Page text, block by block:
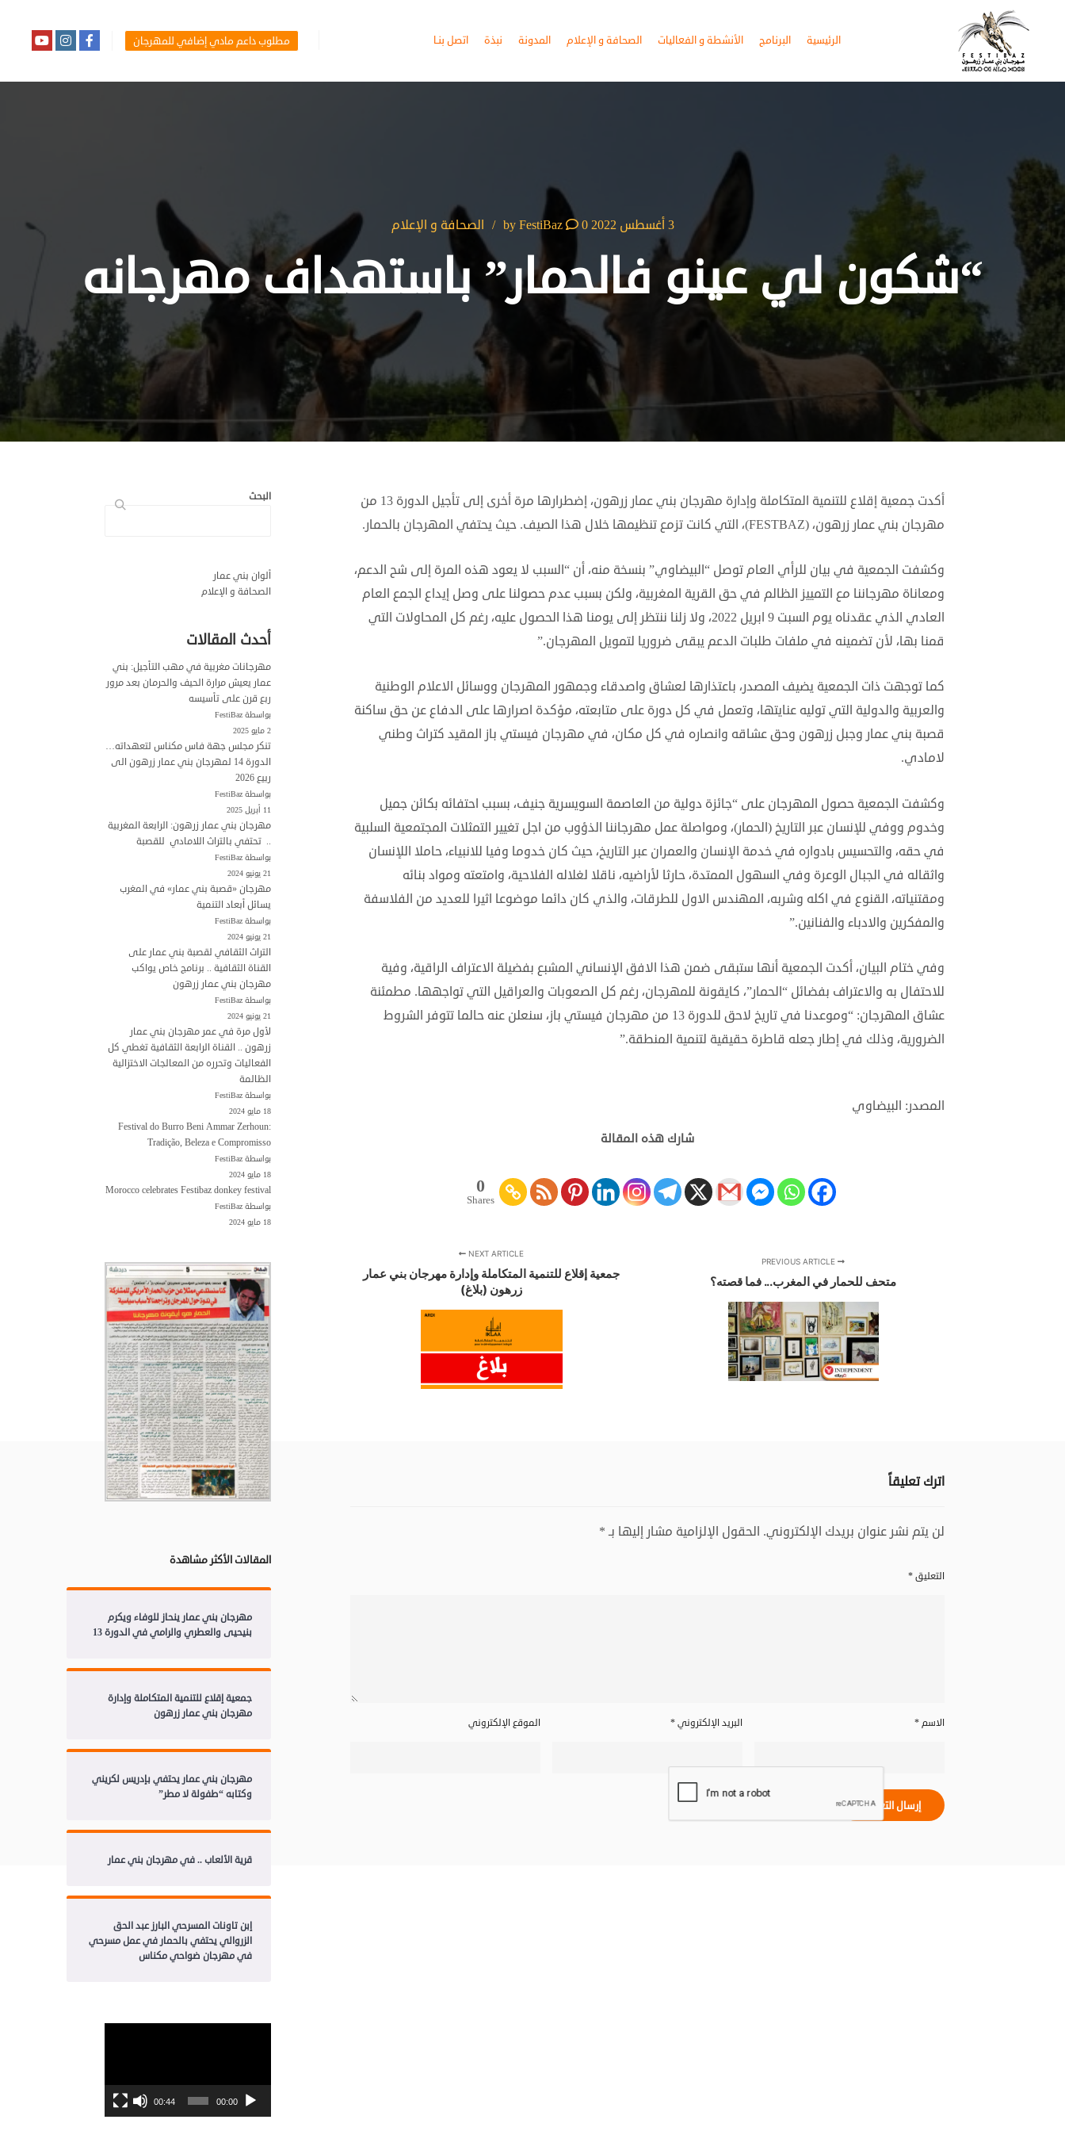
الرئيسية البرنامج الأنشطة و الفعاليات الصحافة و الإعلام المدونة نبذة اتصل بنـا مطلوب داعم مادي إضافي للمهرجان
3 أغسطس 2022 by
FestiBaz 0 الصحافة و الإعلام
“شكون لي عينو فالحمار” باستهداف مهرجانه
أكدت جمعية إقلاع للتنمية المتكاملة وإدارة مهرجان بني عمار زرهون، إضطرارها مرة أخرى إلى تأجيل الدورة 13 من
مهرجان بني عمار زرهون، (FESTBAZ)، التي كانت تزمع تنظيمها خلال هذا الصيف. حيث يحتفي المهرجان بالحمار.
وكشفت الجمعية في بيان للرأي العام توصل “البيضاوي” بنسخة منه، أن “السبب لا يعود هذه المرة إلى شح الدعم،
ومعاناة مهرجاننا مع التمييز الظالم في حق القرية المغربية، ولكن بسبب عدم حصولنا على وصل إيداع الجمع العام
العادي الذي عقدناه يوم السبت 9 ابريل 2022، ولا زلنا ننتظر إلى يومنا هذا الحصول عليه، رغم كل المحاولات التي
قمنا بها، لأن تضمينه في ملفات طلبات الدعم يبقى ضروريا لتمويل المهرجان.”
كما توجهت ذات الجمعية يضيف المصدر، باعتذارها لعشاق واصدقاء وجمهور المهرجان ووسائل الاعلام الوطنية
والعربية والدولية التي توليه عنايتها، وتعمل في كل دورة على متابعته، مؤكدة اصرارها على الدفاع عن حق ساكنة
قصبة بني عمار وجبل زرهون وحق عشاقه وانصاره في كل مكان، في مهرجان فيستي باز المقيد كتراث وطني
لامادي.
وكشفت الجمعية حصول المهرجان على “جائزة دولية من العاصمة السويسرية جنيف، بسبب احتفائه بكائن جميل
وخدوم ووفي للإنسان عبر التاريخ (الحمار)، ومواصلة عمل مهرجاننا الذؤوب من اجل تغيير التمثلات المجتمعية السلبية
في حقه، والتحسيس بادواره في خدمة الإنسان والعمران عبر التاريخ، حيث كان خدوما وفيا للانبياء، حاملا اللإنسان
واثقاله في الجبال الوعرة وفي السهول الممتدة، حارثا لأراضيه، ناقلا لغلاله الفلاحية، وامتعته ومواد بنائه
ومقتنياته، القنوع في اكله وشربه، المهندس الاول للطرقات، والذي كان دائما موضوعا اثيرا للعديد من الفلاسفة
والمفكرين والادباء والفنانين.”
وفي ختام البيان، أكدت الجمعية أنها ستبقى ضمن هذا الافق الإنساني المشبع بفضيلة الاعتراف الراقية، وفية
للاحتفال به والاعتراف بفضائل “الحمار”، كايقونة للمهرجان، رغم كل الصعوبات والعراقيل التي تواجهها. مطمئنة
عشاق المهرجان: “وموعدنا في تاريخ لاحق للدورة 13 من مهرجان فيستي باز، سنعلن عنه حالما تتوفر الشروط
الضرورية، وذلك في إطار جعله قاطرة حقيقية لتنمية المنطقة.”
المصدر: البيضاوي
شارك هذه المقالة
0
Shares
PREVIOUS ARTICLE
متحف للحمار في المغرب... فما قصته؟
NEXT ARTICLE
جمعية إقلاع للتنمية المتكاملة وإدارة مهرجان بني عمار
زرهون (بلاغ)
اترك تعليقاً
لن يتم نشر عنوان بريدك الإلكتروني. الحقول الإلزامية مشار إليها بـ*
التعليق*
الاسم* البريد الإلكتروني* الموقع الإلكتروني
البحث
ألوان بني عمار
الصحافة و الإعلام
أحدث المقالات
مهرجانات مغربية في مهب التأجيل: بني
عمار يعيش مرارة الحيف والحرمان بعد مرور
ربع قرن على تأسيسه
بواسطة FestiBaz
2 مايو 2025
تنكر مجلس جهة فاس مكناس لتعهداته…
الدورة 14 لمهرجان بني عمار زرهون الى
ربيع 2026
بواسطة FestiBaz
11 أبريل 2025
مهرجان بني عمار زرهون: الرابعة المغربية
.. تحتفي بالتراث اللامادي للقصبة
بواسطة FestiBaz
21 يونيو 2024
مهرجان «قصبة بني عمار» في المغرب
يسائل أبعاد التنمية
بواسطة FestiBaz
21 يونيو 2024
التراث الثقافي لقصبة بني عمار على
القناة الثقافية .. برنامج خاص يواكب
مهرجان بني عمار زرهون
بواسطة FestiBaz
21 يونيو 2024
لأول مرة في عمر مهرجان بني عمار
زرهون .. القناة الرابعة الثقافية تغطي كل
الفعاليات وتحرره من المعالجات الاختزالية
الظالمة
بواسطة FestiBaz
18 مايو 2024
Festival do Burro Beni Ammar Zerhoun:
Tradição, Beleza e Compromisso
بواسطة FestiBaz
18 مايو 2024
Morocco celebrates Festibaz donkey festival
بواسطة FestiBaz
18 مايو 2024
المقالات الأكثر مشاهدة
مهرجان بني عمار ينحاز للوفاء ويكرم
بنيحيى والعطري والرامي في الدورة 13
جمعية إقلاع للتنمية المتكاملة وإدارة
مهرجان بني عمار زرهون
مهرجان بني عمار يحتفي بإدريس لكريني
وكتابه “طفولة لا مطر”
قرية الألعاب .. في مهرجان بني عمار
إبن تاونات المسرحي البارز عبد الحق
الزروالي يحتفي بالحمار في عمل مسرحي
في مهرجان ضواحي مكناس
00:00
00:44